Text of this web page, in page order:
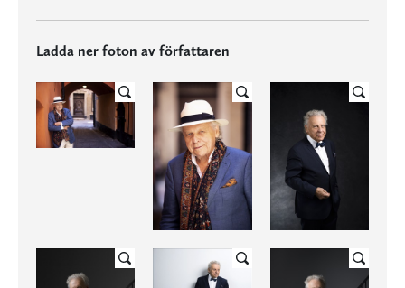
Ladda ner foton av författaren